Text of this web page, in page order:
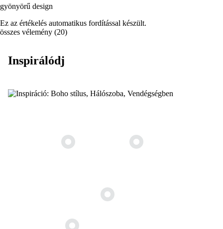
gyönyörű design
Ez az értékelés automatikus fordítással készült.
összes vélemény (20)
Inspirálódj